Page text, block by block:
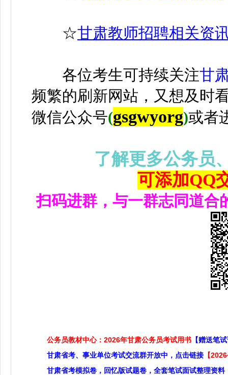
☆甘肃教师招聘相关资
各位考生可持续关注甘
频繁的刷新网站，又想及时
微信公众号(gsgwyorg)或者
了解更多公务员
可添加QQ
扫码进群，与一群志同道合
公务员教材中心：2026年甘肃公务员考试用书 【赠送笔
甘肃省考、事业单位考试交流群开放中，点击链接 【
甘肃省考模拟卷，回忆版试题卷，全套笔试面试整理资料